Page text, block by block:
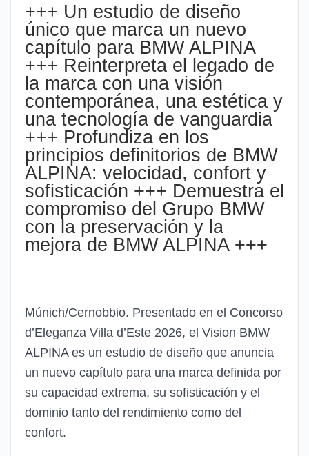
+++ Un estudio de diseño
único que marca un nuevo
capítulo para BMW ALPINA
+++ Reinterpreta el legado de
la marca con una visión
contemporánea, una estética y
una tecnología de vanguardia
+++ Profundiza en los
principios definitorios de BMW
ALPINA: velocidad, confort y
sofisticación +++ Demuestra el
compromiso del Grupo BMW
con la preservación y la
mejora de BMW ALPINA +++
Múnich/Cernobbio. Presentado en el Concorso
d’Eleganza Villa d’Este 2026, el Vision BMW
ALPINA es un estudio de diseño que anuncia
un nuevo capítulo para una marca definida por
su capacidad extrema, su sofisticación y el
dominio tanto del rendimiento como del
confort.